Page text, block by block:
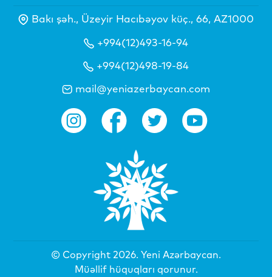
Bakı şəh., Üzeyir Hacıbəyov küç., 66, AZ1000
+994(12)493-16-94
+994(12)498-19-84
mail@yeniazerbaycan.com
© Copyright 2026. Yeni Azərbaycan.
Müəllif hüquqları qorunur.